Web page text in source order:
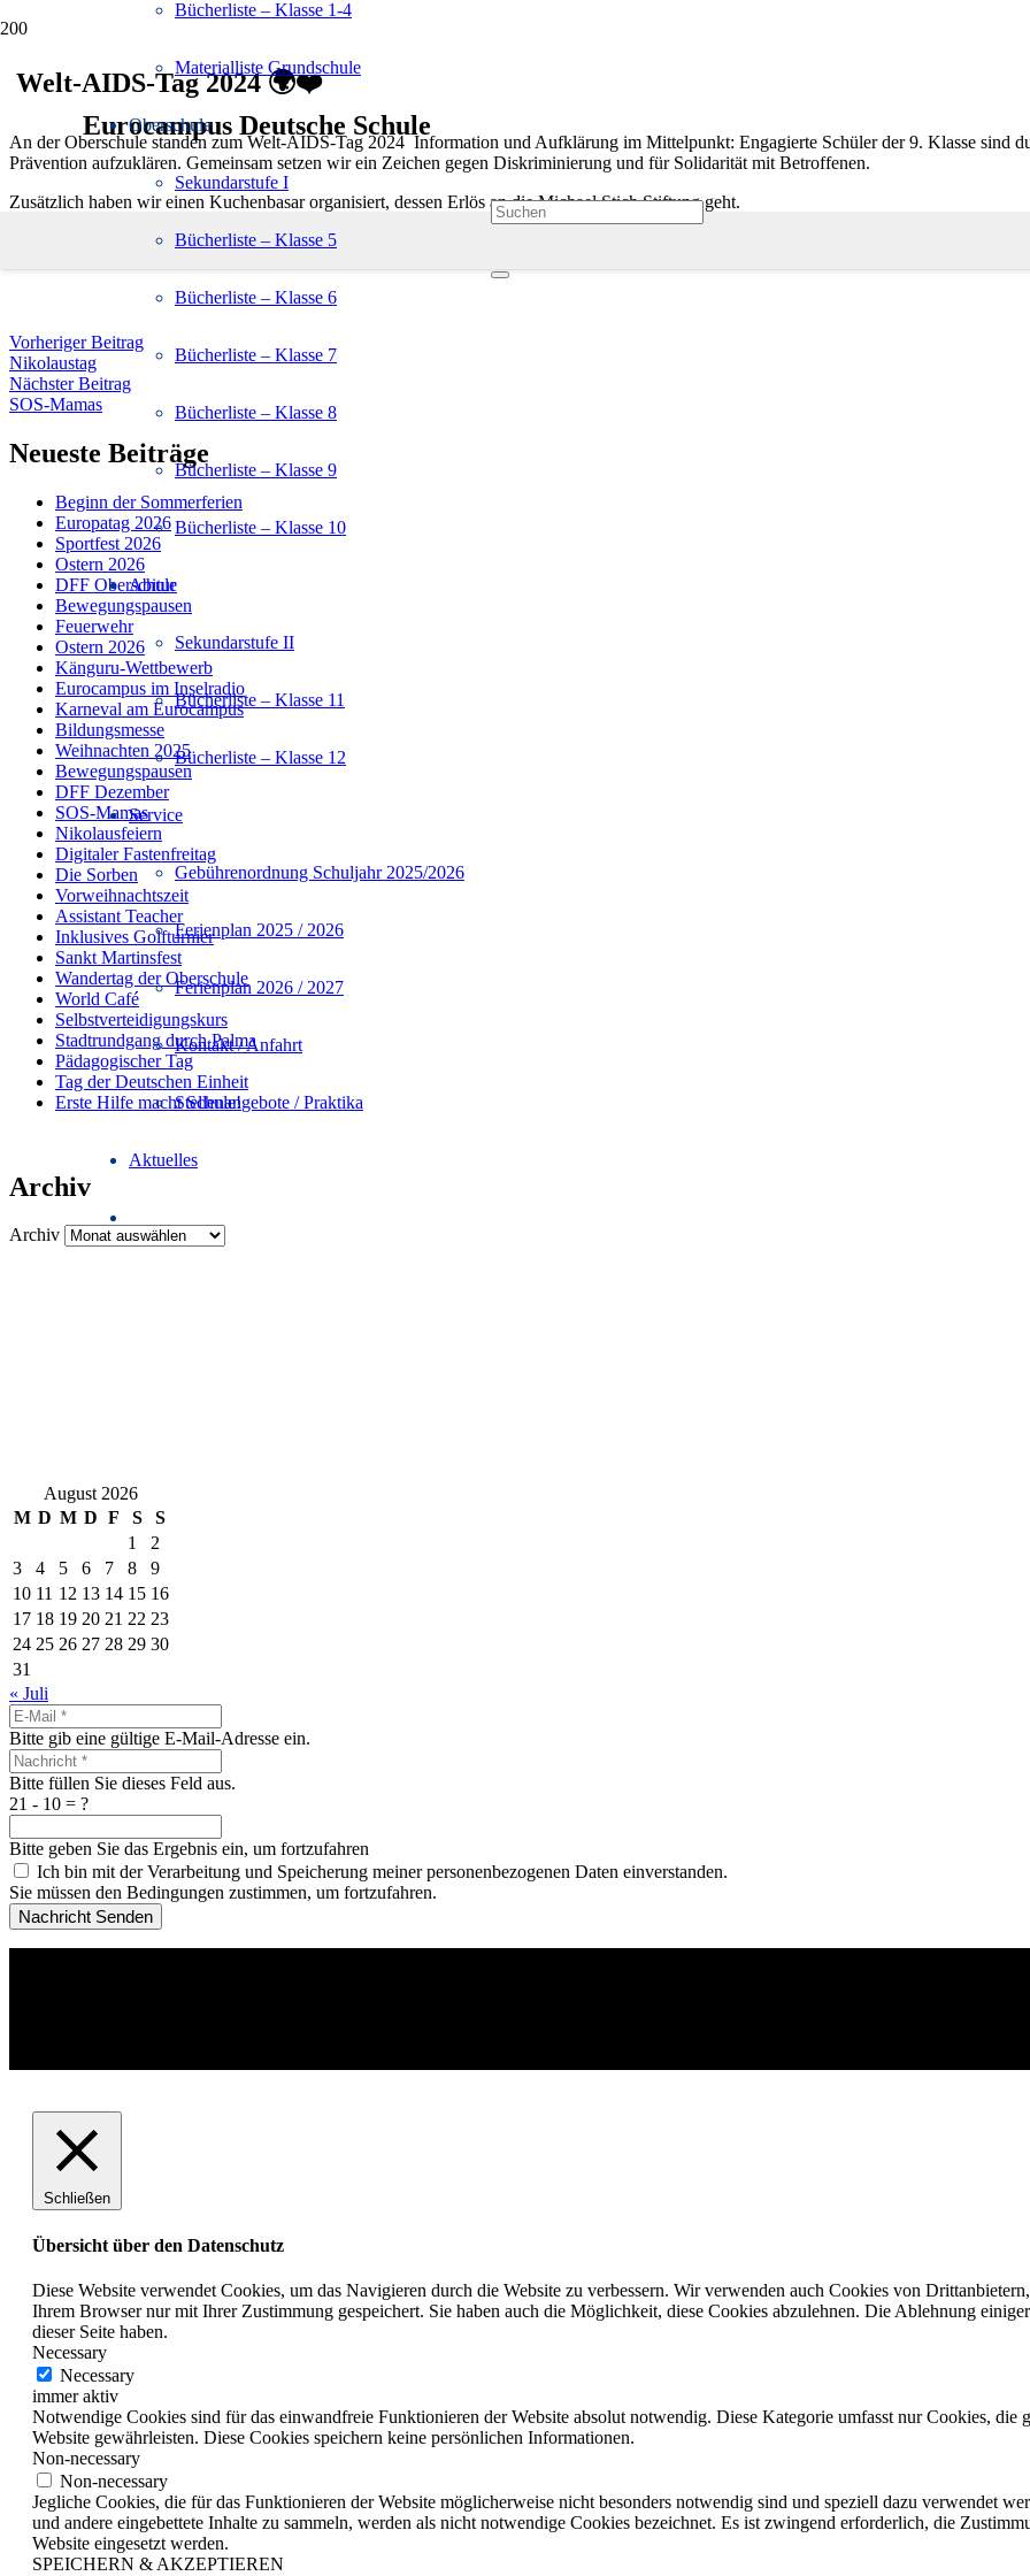
Eurocampus Deutsche Schule
Bücherliste – Klasse 1-4
Materialliste Grundschule
Oberschule
Sekundarstufe I
Bücherliste – Klasse 5
Bücherliste – Klasse 6
Bücherliste – Klasse 7
Bücherliste – Klasse 8
Bücherliste – Klasse 9
Bücherliste – Klasse 10
Abitur
Sekundarstufe II
Bücherliste – Klasse 11
Bücherliste – Klasse 12
Service
Gebührenordnung Schuljahr 2025/2026
Ferienplan 2025 / 2026
Ferienplan 2026 / 2027
Kontakt / Anfahrt
Stellenangebote / Praktika
Aktuelles
Welt-AIDS-Tag 2024 🌍❤️
An der Oberschule standen zum Welt-AIDS-Tag 2024 Information und Aufklärung im Mittelpunkt: Engagierte Schüler der 9. Klasse sind
Prävention aufzuklären. Gemeinsam setzen wir ein Zeichen gegen Diskriminierung und für Solidarität mit Betroffenen.
Zusätzlich haben wir einen Kuchenbasar organisiert, dessen Erlös an die Michael Stich Stiftung geht.
Vorheriger Beitrag
Nikolaustag
Nächster Beitrag
SOS-Mamas
Neueste Beiträge
Beginn der Sommerferien
Europatag 2026
Sportfest 2026
Ostern 2026
DFF Oberschule
Bewegungspausen
Feuerwehr
Ostern 2026
Känguru-Wettbewerb
Eurocampus im Inselradio
Karneval am Eurocampus
Bildungsmesse
Weihnachten 2025
Bewegungspausen
DFF Dezember
SOS-Mamas
Nikolausfeiern
Digitaler Fastenfreitag
Die Sorben
Vorweihnachtszeit
Assistant Teacher
Inklusives Golfturnier
Sankt Martinsfest
Wandertag der Oberschule
World Café
Selbstverteidigungskurs
Stadtrundgang durch Palma
Pädagogischer Tag
Tag der Deutschen Einheit
Erste Hilfe macht Schule!
Archiv
Archiv
August 2026
M D M D F S
S
1
2
3
4 5 6 7 8
9
10 11 12 13 14 15 16
17 18 19 20 21 22 23
24 25 26 27 28 29 30
31
« Juli
Bitte gib eine gültige E-Mail-Adresse ein.
Bitte füllen Sie dieses Feld aus.
21 - 10 = ?
Bitte geben Sie das Ergebnis ein, um fortzufahren
Ich bin mit der Verarbeitung und Speicherung meiner personenbezogenen Daten einverstanden.
Sie müssen den Bedingungen zustimmen, um fortzufahren.
Nachricht Senden
Schließen
Übersicht über den Datenschutz
Diese Website verwendet Cookies, um das Navigieren durch die Website zu verbessern. Wir verwenden auch Cookies von
Ihrem Browser nur mit Ihrer Zustimmung gespeichert. Sie haben auch die Möglichkeit, diese Cookies abzulehnen. Die Ablehnung
dieser Seite haben.
Necessary
Necessary
immer aktiv
Notwendige Cookies sind für das einwandfreie Funktionieren der Website absolut notwendig. Diese Kategorie umfasst nur Cookies, die
Website gewährleisten. Diese Cookies speichern keine persönlichen Informationen.
Non-necessary
Non-necessary
Jegliche Cookies, die für das Funktionieren der Website möglicherweise nicht besonders notwendig sind und speziell dazu verwendet
und andere eingebettete Inhalte zu sammeln, werden als nicht notwendige Cookies bezeichnet. Es ist zwingend erforderlich, die
Website eingesetzt werden.
SPEICHERN & AKZEPTIEREN